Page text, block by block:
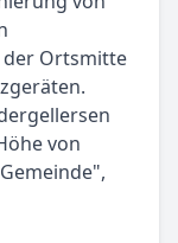
der Ortsmitte
von